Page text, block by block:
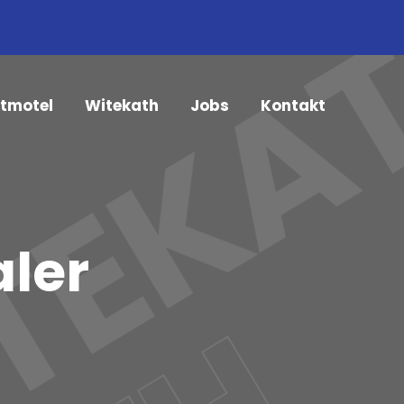
Witekath Jobs Kontakt